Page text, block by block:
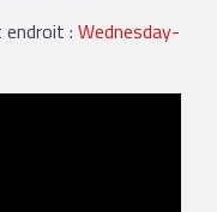
endroit : Wednesday-